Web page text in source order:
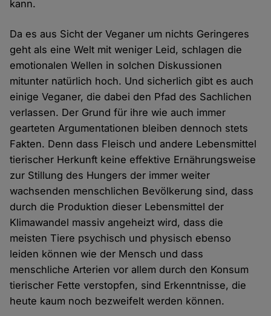
kann.
Da es aus Sicht der Veganer um nichts Geringeres
geht als eine Welt mit weniger Leid, schlagen die
emotionalen Wellen in solchen Diskussionen
mitunter natürlich hoch. Und sicherlich gibt es auch
einige Veganer, die dabei den Pfad des Sachlichen
verlassen. Der Grund für ihre wie auch immer
gearteten Argumentationen bleiben dennoch stets
Fakten. Denn dass Fleisch und andere Lebensmittel
tierischer Herkunft keine effektive Ernährungsweise
zur Stillung des Hungers der immer weiter
wachsenden menschlichen Bevölkerung sind, dass
durch die Produktion dieser Lebensmittel der
Klimawandel massiv angeheizt wird, dass die
meisten Tiere psychisch und physisch ebenso
leiden können wie der Mensch und dass
menschliche Arterien vor allem durch den Konsum
tierischer Fette verstopfen, sind Erkenntnisse, die
heute kaum noch bezweifelt werden können.